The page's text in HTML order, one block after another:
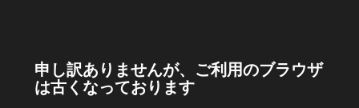
申し訳ありませんが、ご利用のブラウザ
は古くなっております